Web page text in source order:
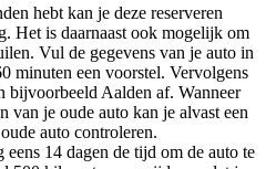
hebt kan je deze reserveren
Het is daarnaast ook mogelijk om
Vul de gegevens van je auto in
minuten een voorstel. Vervolgens
bijvoorbeeld Aalden af. Wanneer
van je oude auto kan je alvast een
auto controleren.
14 dagen de tijd om de auto te